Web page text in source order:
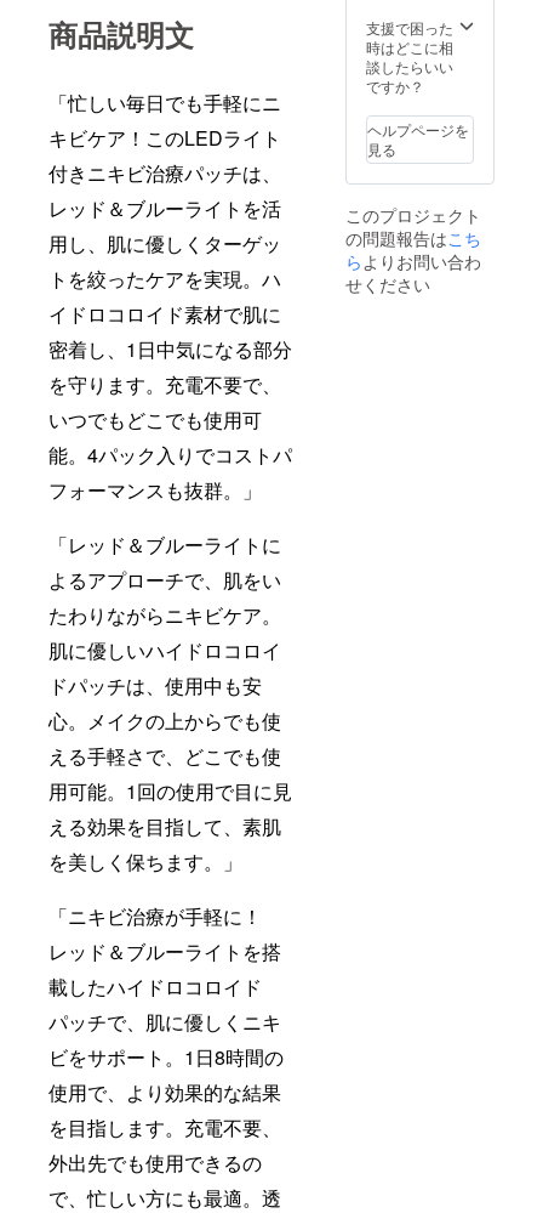
商品説明文
「忙しい毎日でも手軽にニ
キビケア！このLEDライト
付きニキビ治療パッチは、
レッド＆ブルーライトを活
用し、肌に優しくターゲッ
トを絞ったケアを実現。ハ
イドロコロイド素材で肌に
密着し、1日中気になる部分
を守ります。充電不要で、
いつでもどこでも使用可
能。4パック入りでコストパ
フォーマンスも抜群。」
「レッド＆ブルーライトに
よるアプローチで、肌をい
たわりながらニキビケア。
肌に優しいハイドロコロイ
ドパッチは、使用中も安
心。メイクの上からでも使
える手軽さで、どこでも使
用可能。1回の使用で目に見
える効果を目指して、素肌
を美しく保ちます。」
「ニキビ治療が手軽に！
レッド＆ブルーライトを搭
載したハイドロコロイド
パッチで、肌に優しくニキ
ビをサポート。1日8時間の
使用で、より効果的な結果
を目指します。充電不要、
外出先でも使用できるの
で、忙しい方にも最適。透
支援で困った
時はどこに相
談したらいい
ですか？
ヘルプページを
見る
このプロジェクト
の問題報告はこち
ら よりお問い合わ
せください